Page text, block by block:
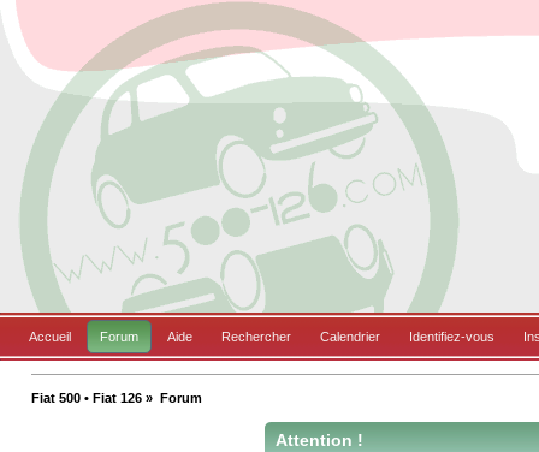
Accueil Forum Aide Rechercher Calendrier Identifiez-vous
Fiat 500 • Fiat 126 » Forum
Attention !